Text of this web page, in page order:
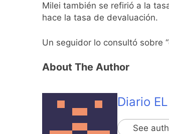
20
20
Milei también se refirió a la
hace la tasa de devaluación.
Un seguidor lo consultó sobre
About The Author
Diario
See